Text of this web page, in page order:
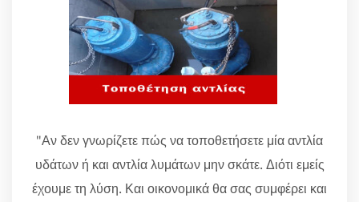
"Αν δεν γνωρίζετε πώς να τοποθετήσετε μία αντλία
υδάτων ή και αντλία λυμάτων μην σκάτε. Διότι εμείς
έχουμε τη λύση. Και οικονομικά θα σας συμφέρει και